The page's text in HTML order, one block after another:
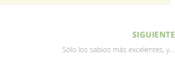
SIGUIENTE
Sólo los sabios más excelentes, y...